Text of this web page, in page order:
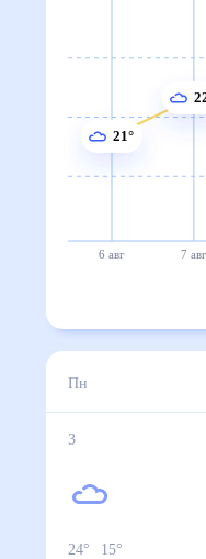
6 авг 7 авг
21°
Пн
3
24° 15°